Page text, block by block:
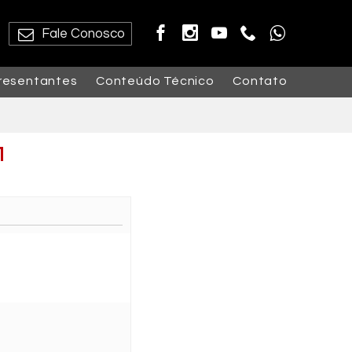
Fale Conosco
Conteúdo Técnico Contato